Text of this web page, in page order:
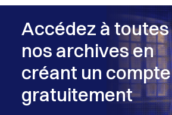
Accédez à toutes
nos archives en
créant un compte
gratuitement